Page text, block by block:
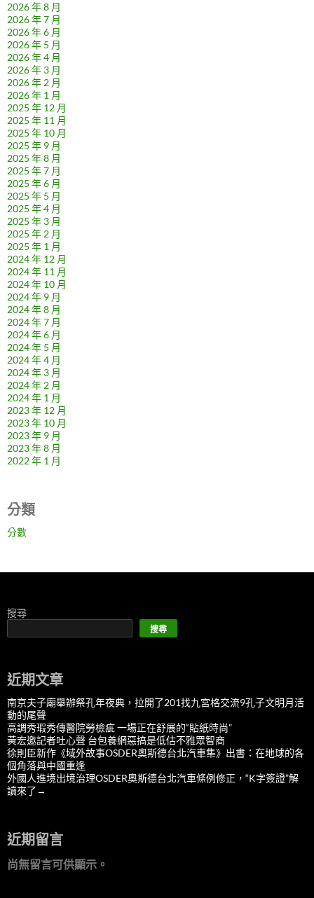
2026 年 8 月
2026 年 7 月
2026 年 6 月
2026 年 5 月
2026 年 4 月
2026 年 3 月
2026 年 2 月
2026 年 1 月
2025 年 12 月
2025 年 11 月
2025 年 10 月
2025 年 9 月
2025 年 8 月
2025 年 7 月
2025 年 6 月
2025 年 5 月
2025 年 4 月
2025 年 3 月
2025 年 2 月
2025 年 1 月
2024 年 12 月
2024 年 11 月
2024 年 10 月
2024 年 9 月
2024 年 8 月
2024 年 7 月
2024 年 6 月
2024 年 5 月
2024 年 4 月
2024 年 3 月
2024 年 2 月
2024 年 1 月
2023 年 12 月
2023 年 10 月
2023 年 9 月
2023 年 8 月
2022 年 1 月
分類
分數
搜尋
搜尋
近期文章
南京夫子廟舉辦祭孔年夜典，拉開了201找九宮格交流9孔子文明月活
動的尾聲
高調秀瑕秀傳醫院勞檢疵 一場正在舒展的“貼紙時尚”
黃宏邀記者吐心聲 台包養網惡搞是低估不雅眾智商
徐則臣新作《域外故事OSDER奧斯德台北汽車集》出書：在地球的各
個角落與中國重逢
外國人進境出境治理OSDER奧斯德台北汽車條例修正，“K字簽證”解
讀來了→
近期留言
尚無留言可供顯示。